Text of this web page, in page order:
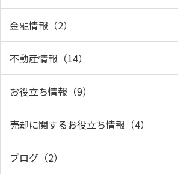
金融情報（2）
不動産情報（14）
お役立ち情報（9）
売却に関するお役立ち情報（4）
ブログ（2）